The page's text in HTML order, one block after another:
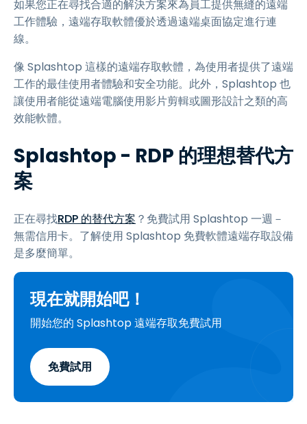
如果您正在尋找合適的解決方案來為員工提供無縫的遠端
工作體驗，遠端存取軟體優於透過遠端桌面協定進行連
線。
像 Splashtop 這樣的遠端存取軟體，為使用者提供了遠端
工作的最佳使用者體驗和安全功能。此外，Splashtop 也
讓使用者能從遠端電腦使用影片剪輯或圖形設計之類的高
效能軟體。
Splashtop - RDP 的理想替代方
案
正在尋找RDP 的替代方案 ？免費試用 Splashtop 一週－
無需信用卡。了解使用 Splashtop 免費軟體遠端存取設備
是多麼簡單。
現在就開始吧！
開始您的 Splashtop 遠端存取免費試用
免費試用